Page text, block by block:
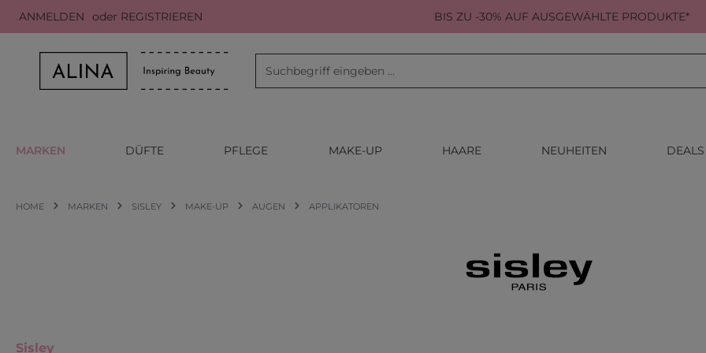
Hauptinhalt springen
Zur Suche springen
Zur Hauptnavigation springen
ANMELDEN oder REGISTRIEREN BIS ZU -30% AUF AUSGEWÄHLTE PRODUKTE*
MARKEN DÜFTE PFLEGE MAKE-UP HAARE NEUHEITEN DEALS
HOME MARKEN SISLEY MAKE-UP AUGEN APPLIKATOREN
Sisley